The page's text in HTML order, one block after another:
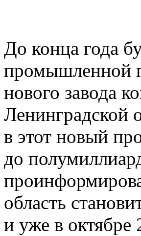
До конца года
промышленной
нового завода
Ленинградской
в этот новый
до
область
и уже в октябре